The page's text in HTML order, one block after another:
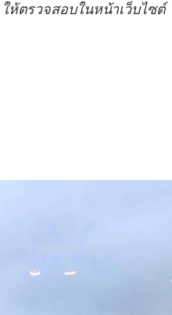
ห้ตรวจสอบในหน้าเว็บไซต์